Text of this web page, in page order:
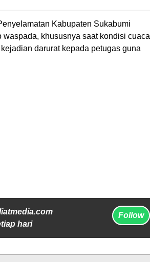
Kabupaten Sukabumi
waspada, khususnya saat kondisi cuaca
darurat kepada petugas guna
hari
Follow